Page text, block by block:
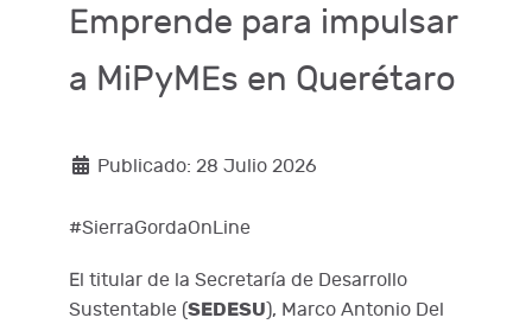
Emprende para impulsar
a MiPyMEs en Querétaro
Publicado: 28 Julio 2026
#SierraGordaOnLine
El titular de la Secretaría de Desarrollo
Sustentable (SEDESU), Marco Antonio Del